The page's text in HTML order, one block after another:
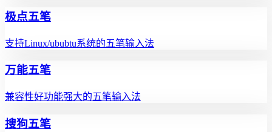
极点五笔
支持Linux/ububtu系统的五笔输入法
万能五笔
兼容性好功能强大的五笔输入法
搜狗五笔